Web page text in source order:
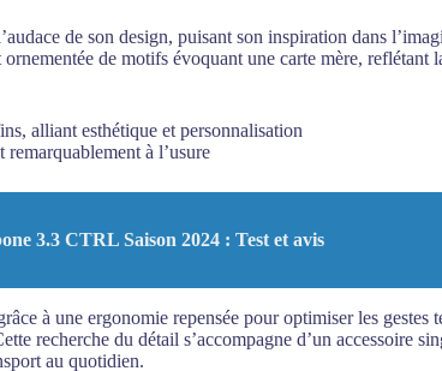
de son design, puisant son inspiration dans
de motifs évoquant une carte mère, reflétant
alliant esthétique et personnalisation
remarquablement à l’usure
3.3 CTRL Saison 2024 : Test et avis
à une ergonomie repensée pour optimiser les gestes
recherche du détail s’accompagne d’un accessoire
au quotidien.